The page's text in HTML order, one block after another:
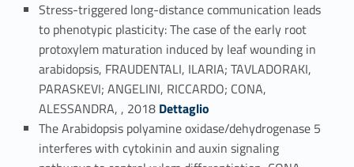
Stress-triggered long-distance communication leads
to phenotypic plasticity: The case of the early root
protoxylem maturation induced by leaf wounding in
arabidopsis, FRAUDENTALI, ILARIA; TAVLADORAKI,
PARASKEVI; ANGELINI, RICCARDO; CONA,
ALESSANDRA, , 2018 Link identifier #identifier_person_101334-11
Dettaglio
The Arabidopsis polyamine oxidase/dehydrogenase 5
interferes with cytokinin and auxin signaling